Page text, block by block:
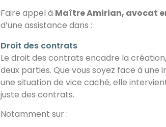
Faire appel à Maître Amirian, avocat
d’une assistance dans :
Droit des contrats
Le droit des contrats encadre la
deux parties. Que vous soyez face à
une situation de vice caché, elle
juste des contrats.
Notamment sur :